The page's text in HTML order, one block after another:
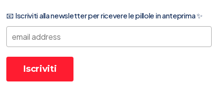
📧 Iscriviti alla newsletter per ricevere le pillole in anteprima ✨